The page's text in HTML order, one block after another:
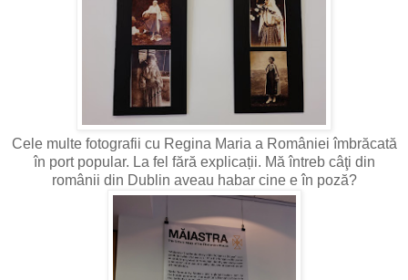
Cele multe fotografii cu Regina Maria a României îmbrăcată
în port popular. La fel fără explicații. Mă întreb câţi din
românii din Dublin aveau habar cine e în poză?